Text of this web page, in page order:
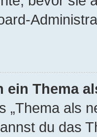
ein Thema
„Thema als
du das